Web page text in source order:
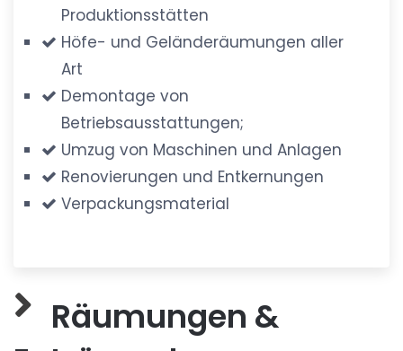
Produktionsstätten
Höfe- und Geländeräumungen aller
Art
Demontage von
Betriebsausstattungen;
Umzug von Maschinen und Anlagen
Renovierungen und Entkernungen
Verpackungsmaterial
Räumungen &